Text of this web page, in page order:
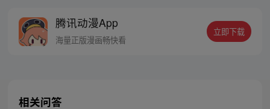
腾讯动漫App
海量正版漫画畅快看
立即下载
相关问答